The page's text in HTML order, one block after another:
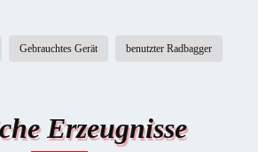
Gebrauchtes Gerät benutzter Radbagger
Erzeugnisse